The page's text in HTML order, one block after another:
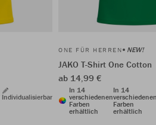
Individualisierbar
ONE FÜR HERREN NEW!
JAKO T-Shirt One Cotton
ab 14,99 €
In 14
verschiedenen
Farben
erhältlich
In 14
Farben
erhältlich